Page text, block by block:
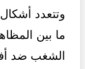
وتتعدد
ما بين
الشغب ضد